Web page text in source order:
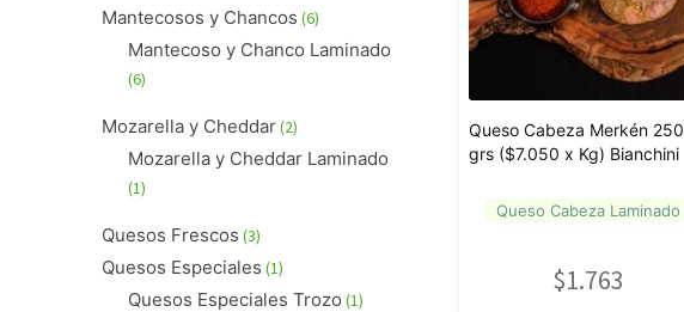
Queso Cabeza Merkén 250
grs ($7.050 x Kg) Bianchini
Queso Cabeza Laminado
$1.763
Mantecosos y Chancos 66
productos
Mantecoso y Chanco Laminado
66
Mozarella y Cheddar 22
productos
Mozarella y Cheddar Laminado
11
Quesos Frescos 33
productos
Quesos Especiales 11
producto
Quesos Especiales Trozo 11